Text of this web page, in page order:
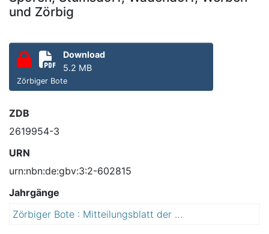
und Zörbig
Download
5.2 MB
Zörbiger Bote
ZDB
2619954-3
URN
urn:nbn:de:gbv:3:2-602815
Jahrgänge
Zörbiger Bote : Mitteilungsblatt der Stadt Zörbig mit den Ortsteilen Cösitz, Göttnitz, Großzöberitz, Löberitz, Löbersdorf, Mößlitz, Priesdorf, Prussendorf, Quetzdölsdorf, Rieda, Salzfurtkapelle, Schrenz, Schortewitz, Spören, Stumsdorf, Wadendorf, Werben und Zörbig